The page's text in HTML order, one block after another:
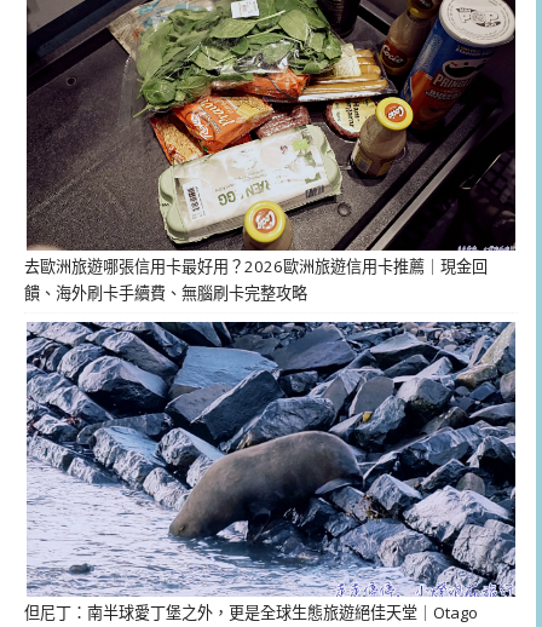
去歐洲旅遊哪張信用卡最好用？2026歐洲旅遊信用卡推薦｜現金回
饋、海外刷卡手續費、無腦刷卡完整攻略
但尼丁：南半球愛丁堡之外，更是全球生態旅遊絕佳天堂｜Otago